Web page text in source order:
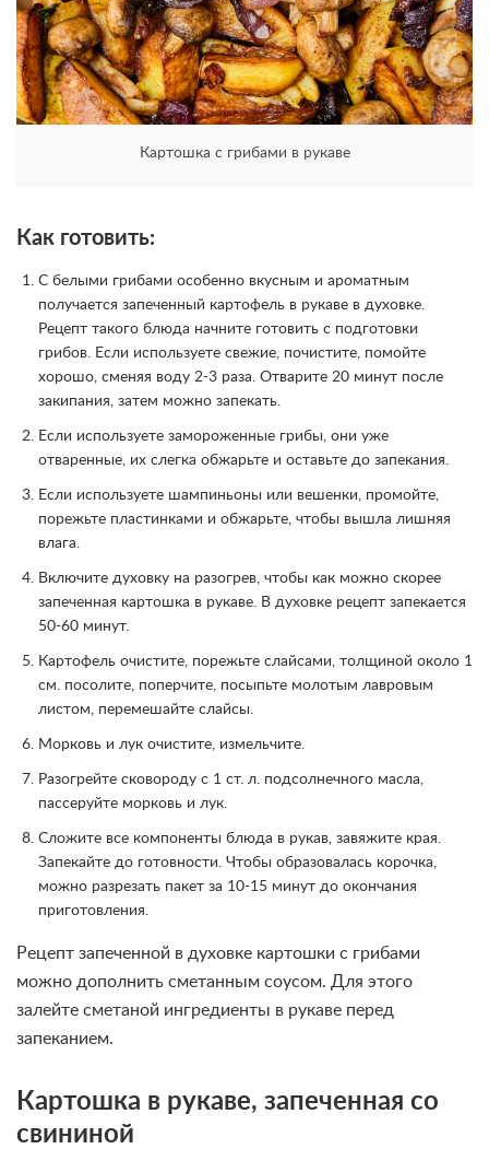
Картошка с грибами в рукаве
Как готовить:
C белыми грибами особенно вкусным и ароматным
получается запеченный картофель в рукаве в духовке.
Рецепт такого блюда начните готовить с подготовки
грибов. Если используете свежие, почистите, помойте
хорошо, сменяя воду 2-3 раза. Отварите 20 минут после
закипания, затем можно запекать.
Если используете замороженные грибы, они уже
отваренные, их слегка обжарьте и оставьте до запекания.
Если используете шампиньоны или вешенки, промойте,
порежьте пластинками и обжарьте, чтобы вышла лишняя
влага.
Включите духовку на разогрев, чтобы как можно скорее
запеченная картошка в рукаве. В духовке рецепт запекается
50-60 минут.
Картофель очистите, порежьте слайсами, толщиной около 1
см. посолите, поперчите, посыпьте молотым лавровым
листом, перемешайте слайсы.
Морковь и лук очистите, измельчите.
Разогрейте сковороду с 1 ст. л. подсолнечного масла,
пассеруйте морковь и лук.
Сложите все компоненты блюда в рукав, завяжите края.
Запекайте до готовности. Чтобы образовалась корочка,
можно разрезать пакет за 10-15 минут до окончания
приготовления.
Рецепт запеченной в духовке картошки с грибами
можно дополнить сметанным соусом. Для этого
залейте сметаной ингредиенты в рукаве перед
запеканием.
Картошка в рукаве, запеченная со
свининой